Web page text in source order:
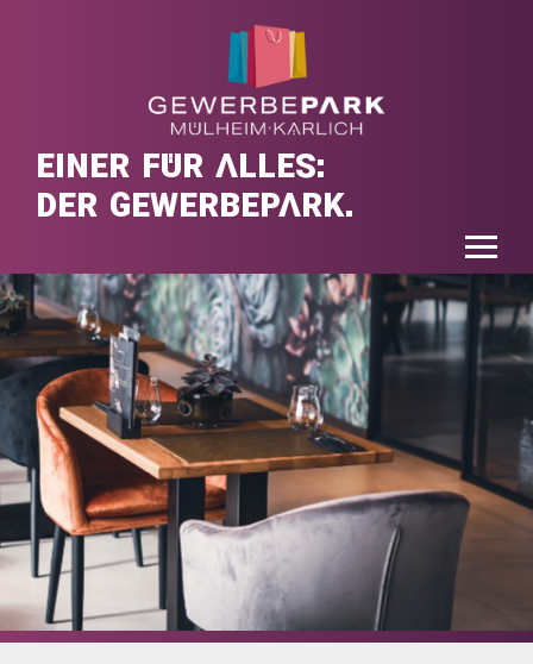
EINER FÜR ALLES:
DER GEWERBEPARK.